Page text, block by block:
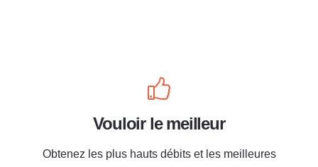
Vouloir le meilleur
Obtenez les plus hauts débits et les meilleures